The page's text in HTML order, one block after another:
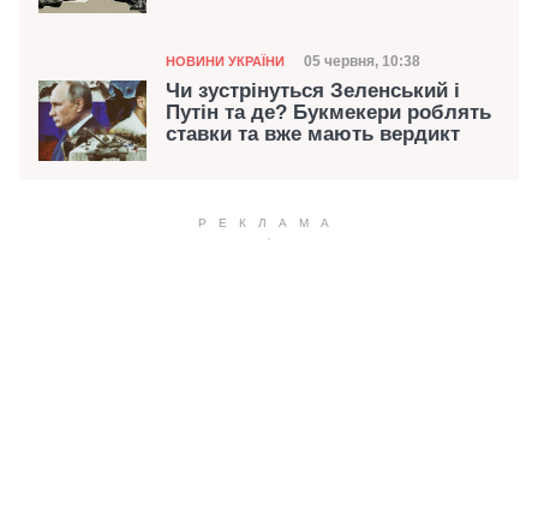
Категорія
НОВИНИ УКРАЇНИ Дата публікації
05 червня, 10:38
Чи зустрінуться Зеленський і
Путін та де? Букмекери роблять
ставки та вже мають вердикт